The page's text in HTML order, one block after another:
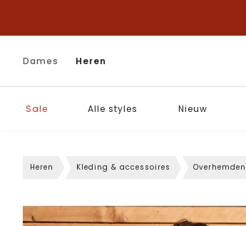
Dames Heren
Sale Alle styles Nieuw
Heren Kleding & accessoires Overhemden